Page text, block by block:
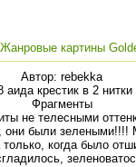
Жанровые картины
Автор: rebekka
аида крестик в 2 нитки
Фрагменты
не телесными
они были
когда было